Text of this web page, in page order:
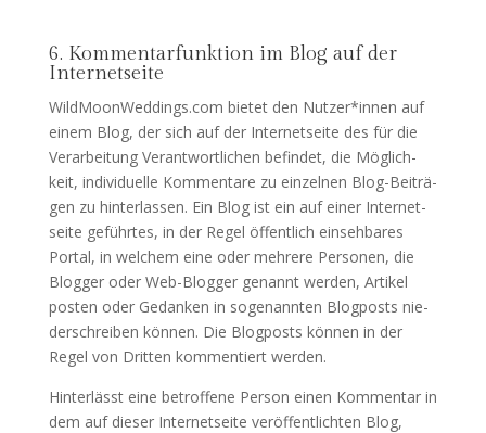
6. Kommentarfunktion im Blog auf der
Internetseite
WildMoonWeddings.com bie­tet den Nutzer*innen auf
einem Blog, der sich auf der Inter­net­sei­te des für die
Ver­ar­bei­tung Ver­ant­wort­li­chen befin­det, die Mög­lich­
keit, indi­vi­du­el­le Kom­men­ta­re zu ein­zel­nen Blog-Bei­trä­
gen zu hin­ter­las­sen. Ein Blog ist ein auf einer Inter­net­
sei­te geführ­tes, in der Regel öffent­lich ein­seh­ba­res
Por­tal, in wel­chem eine oder meh­re­re Per­so­nen, die
Blog­ger oder Web-Blog­ger genannt wer­den, Arti­kel
pos­ten oder Gedan­ken in soge­nann­ten Blog­posts nie­
der­schrei­ben kön­nen. Die Blog­posts kön­nen in der
Regel von Drit­ten kom­men­tiert werden.
Hin­ter­lässt eine betrof­fe­ne Per­son einen Kom­men­tar in
dem auf die­ser Inter­net­sei­te ver­öf­fent­lich­ten Blog,